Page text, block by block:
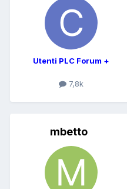
Utenti PLC Forum +
7,8k
mbetto